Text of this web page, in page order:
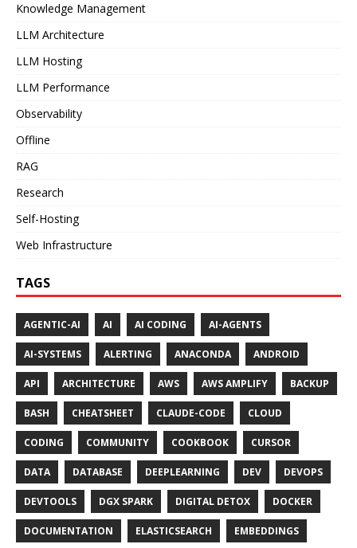
Knowledge Management
LLM Architecture
LLM Hosting
LLM Performance
Observability
Offline
RAG
Research
Self-Hosting
Web Infrastructure
TAGS
AGENTIC-AI AI AI CODING AI-AGENTS
AI-SYSTEMS ALERTING ANACONDA ANDROID
API ARCHITECTURE AWS AWS AMPLIFY BACKUP
BASH CHEATSHEET CLAUDE-CODE CLOUD
CODING COMMUNITY COOKBOOK CURSOR
DATA DATABASE DEEPLEARNING DEV DEVOPS
DEVTOOLS DGX SPARK DIGITAL DETOX DOCKER
DOCUMENTATION ELASTICSEARCH EMBEDDINGS